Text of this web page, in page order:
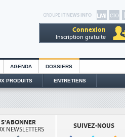
GROUPE IT NEWS INFO
Connexion
Inscription gratuite
AGENDA DOSSIERS
PRODUITS ENTRETIENS
S'ABONNER
NEWSLETTERS
SUIVEZ-NOUS